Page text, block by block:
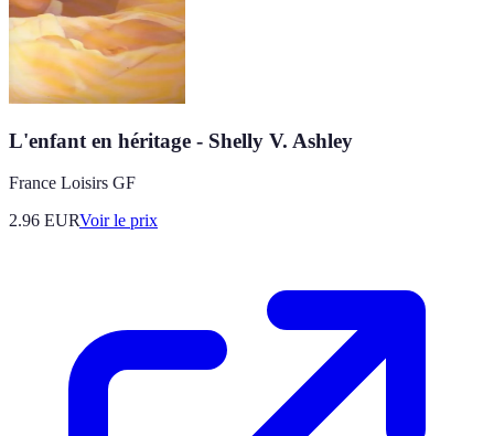
L'enfant en héritage - Shelly V. Ashley
France Loisirs GF
2.96 EURVoir le prix